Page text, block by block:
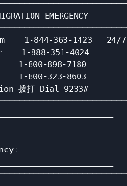
EMERGENCY
1-844-363-1423
1-888-351-4024
1-800-898-7180
1-800-323-8603
拨打 Dial 9233#
__________________